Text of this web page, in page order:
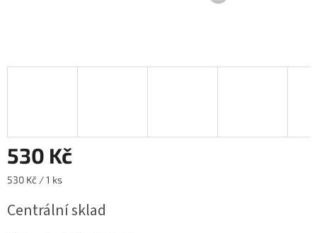
530 Kč
Měrná
530 Kč / 1 ks
Centrální sklad